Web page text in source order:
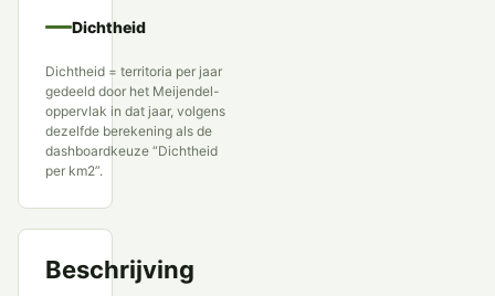
Dichtheid
Dichtheid = territoria per jaar
gedeeld door het Meijendel-
oppervlak in dat jaar, volgens
dezelfde berekening als de
dashboardkeuze “Dichtheid
per km2”.
Beschrijving
Roodborsttapuit
Tapuit
Westelijke Blonde Tapuit